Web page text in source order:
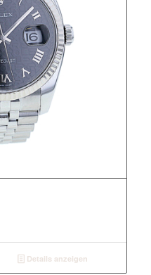
Details anzeigen